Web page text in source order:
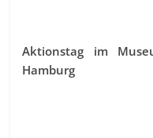
Aktionstag im
Hamburg